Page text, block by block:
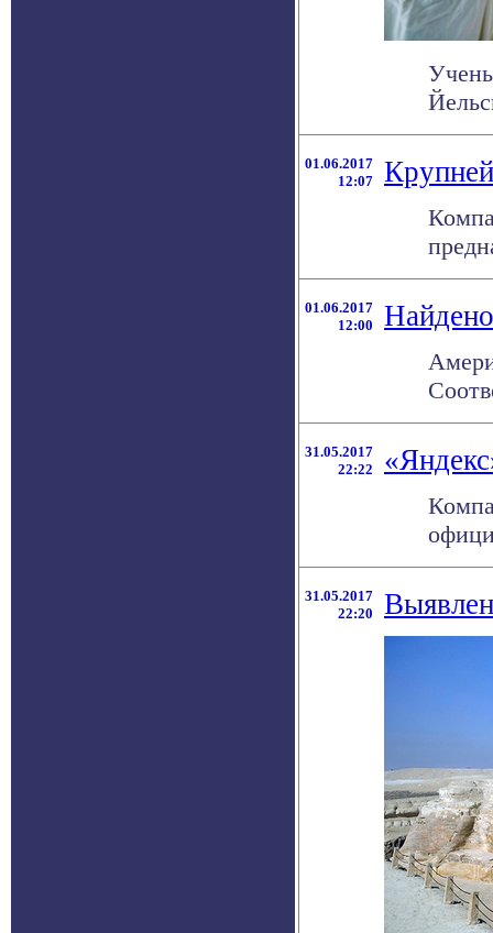
01.06.2017
12:07
01.06.2017
12:00
31.05.2017
22:22
31.05.2017
22:20